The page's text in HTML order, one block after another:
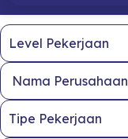
Nama Perusahaan